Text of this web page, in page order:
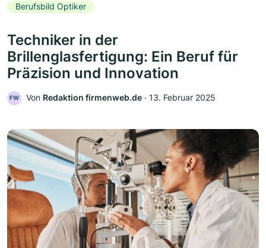
Berufsbild Optiker
Techniker in der
Brillenglasfertigung: Ein Beruf für
Präzision und Innovation
FW Von Redaktion firmenweb.de ‧ 13. Februar 2025